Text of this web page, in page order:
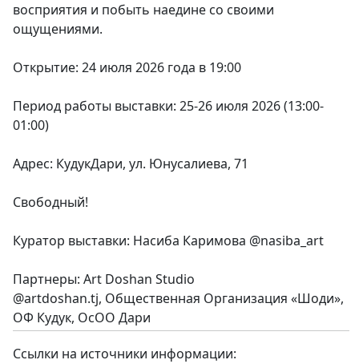
восприятия и побыть наедине со своими
ощущениями.
Открытие: 24 июля 2026 года в 19:00
Период работы выставки: 25-26 июля 2026 (13:00-
01:00)
Адрес: КудукДари, ул. Юнусалиева, 71
Свободный!
Куратор выставки: Насиба Каримова @nasiba_art
Партнеры: Art Doshan Studio
@artdoshan.tj, Общественная Организация «Шоди»,
ОФ Кудук, ОсОО Дари
Ссылки на источники информации: